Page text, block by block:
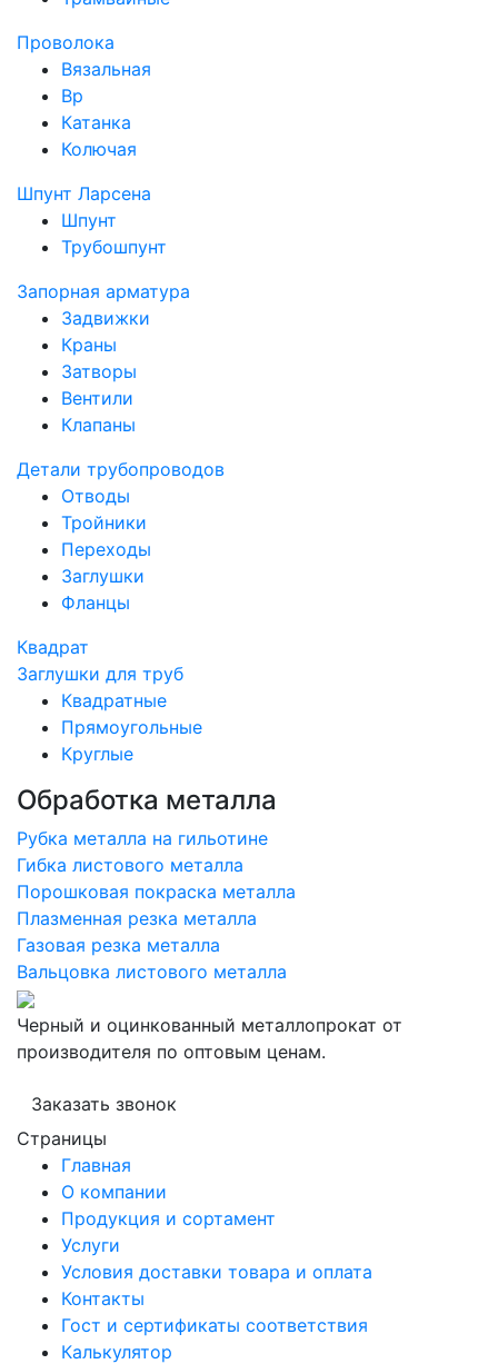
Проволока
Вязальная
Вр
Катанка
Колючая
Шпунт Ларсена
Шпунт
Трубошпунт
Запорная арматура
Задвижки
Краны
Затворы
Вентили
Клапаны
Детали трубопроводов
Отводы
Тройники
Переходы
Заглушки
Фланцы
Квадрат
Заглушки для труб
Квадратные
Прямоугольные
Круглые
Обработка металла
Рубка металла на гильотине
Гибка листового металла
Порошковая покраска металла
Плазменная резка металла
Газовая резка металла
Вальцовка листового металла
Черный и оцинкованный металлопрокат от
производителя по оптовым ценам.
Заказать звонок
Страницы
Главная
О компании
Продукция и сортамент
Услуги
Условия доставки товара и оплата
Контакты
Гост и сертификаты соответствия
Калькулятор